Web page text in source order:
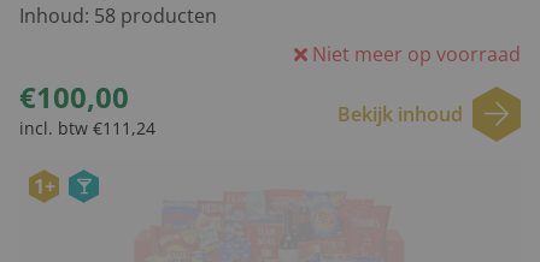
Inhoud: 58 producten
Niet meer op voorraad
€100,00
incl. btw €111,24
Bekijk inhoud
1+